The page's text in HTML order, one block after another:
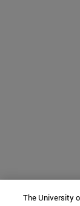
The University